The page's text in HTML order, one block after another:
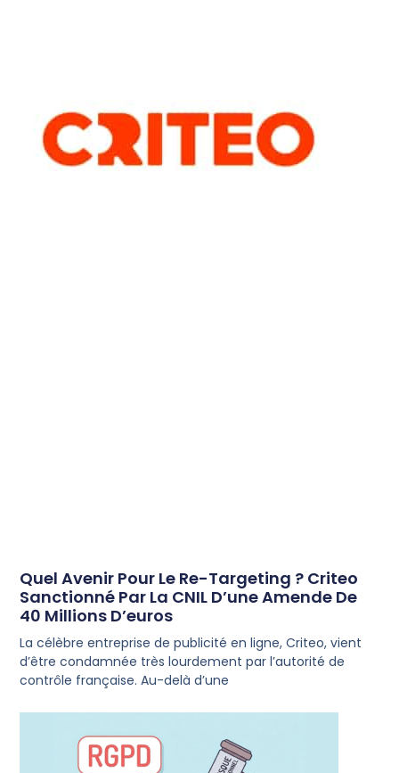
Quel Avenir Pour Le Re-Targeting ? Criteo
Sanctionné Par La CNIL D’une Amende De
40 Millions D’euros
La célèbre entreprise de publicité en ligne, Criteo, vient
d’être condamnée très lourdement par l’autorité de
contrôle française. Au-delà d’une